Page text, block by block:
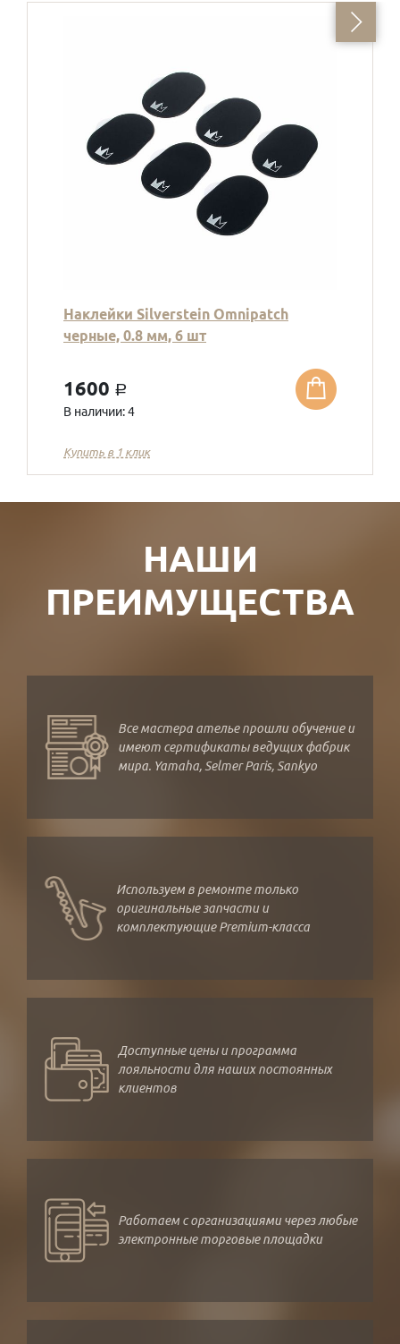
Наклейки Silverstein Omnipatch
черные, 0.8 мм, 6 шт
1600 a
В наличии: 4
Купить в 1 клик
НАШИ
ПРЕИМУЩЕСТВА
Все мастера ателье прошли обучение и
имеют сертификаты ведущих фабрик
мира. Yamaha, Selmer Paris, Sankyo
Используем в ремонте только
оригинальные запчасти и
комплектующие Premium-класса
Доступные цены и программа
лояльности для наших постоянных
клиентов
Работаем с организациями через любые
электронные торговые площадки